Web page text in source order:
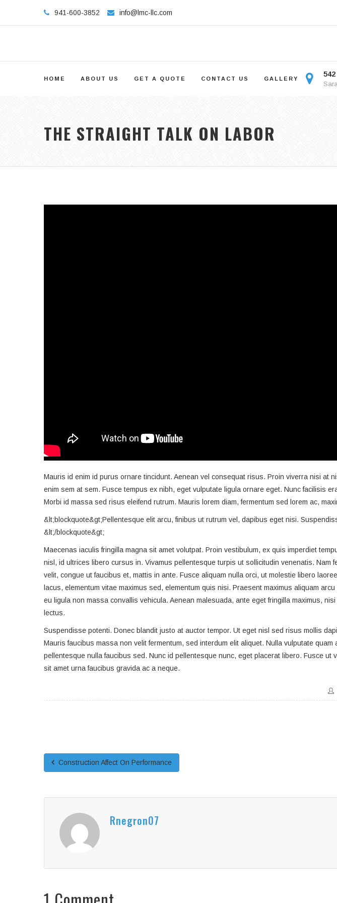
941-600-3852 info@lmc-llc.com
HOME ABOUT US GET A QUOTE CONTACT US GALLERY
THE STRAIGHT TALK ON LABOR
Mauris id enim id purus ornare tincidunt. Aenean vel consequat risus. Proin viverra nisi at
enim sem at sem. Fusce tempus ex nibh, eget vulputate ligula ornare eget. Nunc facilisis
Morbi id massa sed risus eleifend rutrum. Mauris lorem diam, fermentum sed lorem ac,
&lt;blockquote&gt;Pellentesque elit arcu, finibus ut rutrum vel, dapibus eget nisi.
&lt;/blockquote&gt;
Maecenas iaculis fringilla magna sit amet volutpat. Proin vestibulum, ex quis imperdiet
nisl, id ultrices libero cursus in. Vivamus pellentesque turpis ut sollicitudin venenatis.
velit, congue ut faucibus et, mattis in ante. Fusce aliquam nulla orci, ut molestie libero
lacus, elementum vitae maximus sed, elementum quis nisi. Praesent maximus aliquam
eu ligula non massa convallis vehicula. Aenean malesuada, ante eget fringilla maximus,
lectus.
Suspendisse potenti. Donec blandit justo at auctor tempor. Ut eget nisl sed risus mollis
Mauris faucibus massa non velit fermentum, sed interdum elit aliquet. Nulla vulputate
pellentesque nulla faucibus sed. Nunc id pellentesque nunc, eget placerat libero. Fusce
sit amet urna faucibus gravida ac a neque.
Construction Affect On Performance
Rnegron07